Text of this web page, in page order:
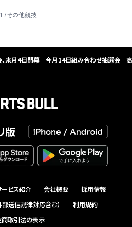
その他競技
、来月4日開幕 今月14日組み合わせ抽選会
版
ービス紹介 会社概要
採用情報
部送信規律対応含む）
利用規約
取引法の表示